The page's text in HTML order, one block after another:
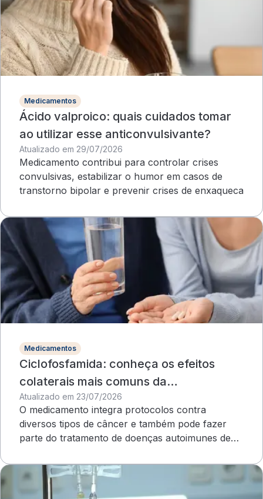
Medicamentos
Ácido valproico: quais cuidados tomar
ao utilizar esse anticonvulsivante?
Atualizado em 29/07/2026
Medicamento contribui para controlar crises
convulsivas, estabilizar o humor em casos de
transtorno bipolar e prevenir crises de enxaqueca
Medicamentos
Ciclofosfamida: conheça os efeitos
colaterais mais comuns da
quimioterapia
Atualizado em 23/07/2026
O medicamento integra protocolos contra
diversos tipos de câncer e também pode fazer
parte do tratamento de doenças autoimunes de